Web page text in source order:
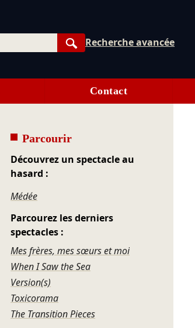
Rechercher
Recherche avancée
Contact
Parcourir
Découvrez un spectacle au
hasard :
Médée
Parcourez les derniers
spectacles :
Mes frères, mes sœurs et moi
When I Saw the Sea
Version(s)
Toxicorama
The Transition Pieces